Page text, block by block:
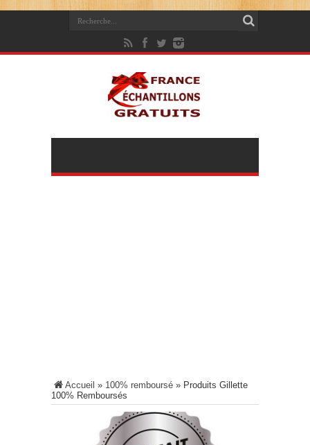
Accueil » 100% remboursé » Produits Gillette
100% Remboursés